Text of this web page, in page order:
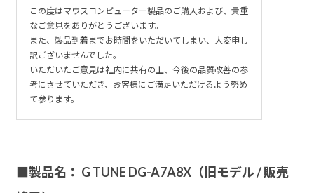
この度はマウスコンピューター製品のご購入および、貴重
なご意見をありがとうございます。
また、製品到着までお時間をいただいてしまい、大変申し
訳ございませんでした。
いただいたご意見は社内に共有の上、今後の品質改善の参
考にさせていただき、お客様にご満足いただけるよう努め
て参ります。
■製品名： G TUNE DG-A7A8X（旧モデル / 販売